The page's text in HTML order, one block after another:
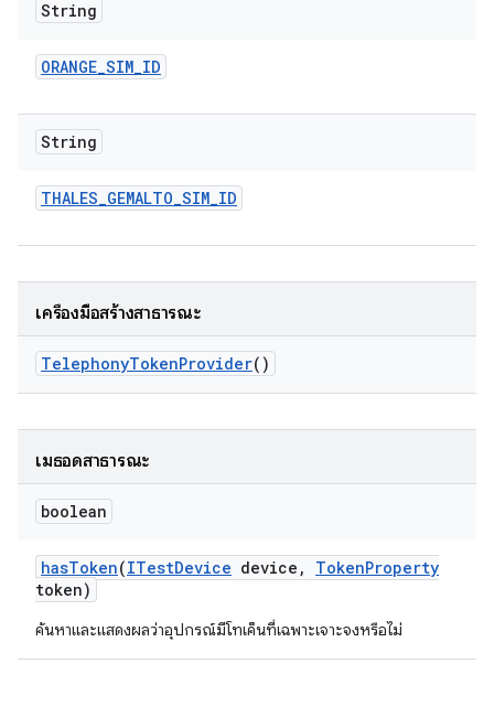
String
ORANGE_SIM_ID
String
THALES_GEMALTO_SIM_ID
เครื่องมือสร้างสาธารณะ
TelephonyTokenProvider()
เมธอดสาธารณะ
boolean
hasToken(ITestDevice device , TokenProperty
token)
ค้นหาและแสดงผลว่าอุปกรณ์มีโทเค็นที่เฉพาะเจาะจงหรือไม่